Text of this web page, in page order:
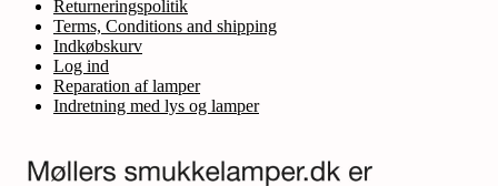
Returneringspolitik
Terms, Conditions and shipping
Indkøbskurv
Log ind
Reparation af lamper
Indretning med lys og lamper